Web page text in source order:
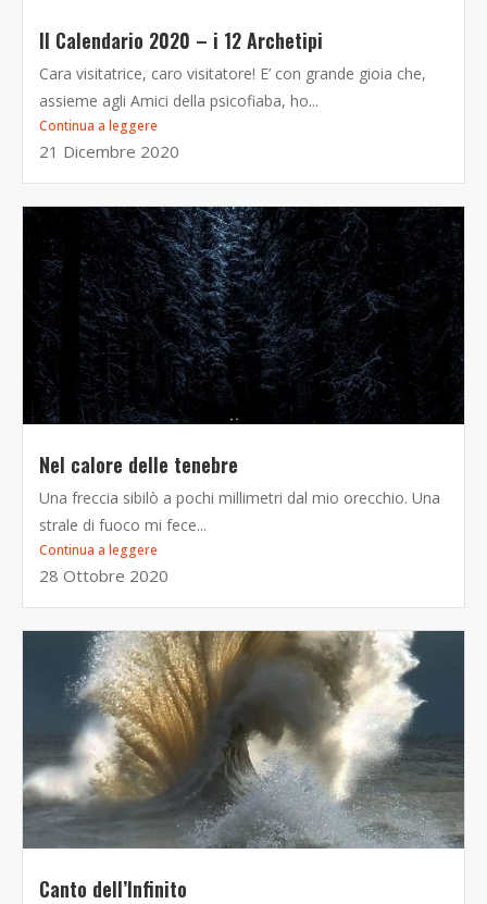
Il Calendario 2020 – i 12 Archetipi
Cara visitatrice, caro visitatore! E’ con grande gioia che,
assieme agli Amici della psicofiaba, ho...
Continua a leggere
21 Dicembre 2020
Nel calore delle tenebre
Una freccia sibilò a pochi millimetri dal mio orecchio. Una
strale di fuoco mi fece...
Continua a leggere
28 Ottobre 2020
Canto dell’Infinito